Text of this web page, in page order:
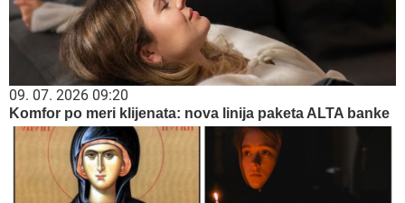
09. 07. 2026 09:20
Komfor po meri klijenata: nova linija paketa ALTA banke